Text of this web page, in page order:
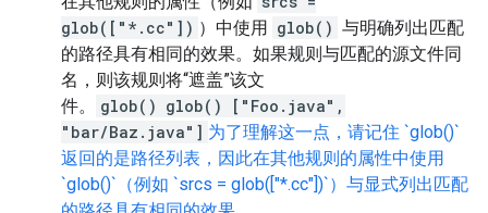
glob(["*.cc"]) ）中使用 glob() 与明确列出匹配
的路径具有相同的效果。如果规则与匹配的源文件同
名，则该规则将“遮盖”该文
件。
glob() glob()
["Foo.java",
"bar/Baz.java"] 为了理解这一点，请记住 `glob()`
返回的是路径列表，因此在其他规则的属性中使用
`glob()`（例如 `srcs = glob(["*.cc"])`）与显式列出匹配